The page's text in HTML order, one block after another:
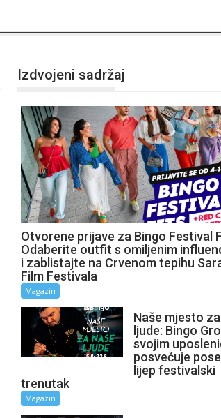
Izdvojeni sadržaj
Otvorene prijave za Bingo Festival
Odaberite outfit s omiljenim
i zablistajte na Crvenom tepihu
Film Festivala
Magazin
Naše mjesto
ljude: Bingo
svojim
posvećuje
lijep festivalski
trenutak
Magazin